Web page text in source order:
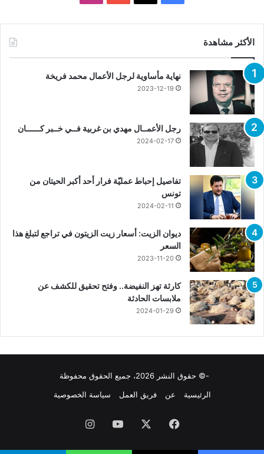
الأكثر مشاهدة
نهاية مأساوية لرجل الأعمال محمد فريخة
2023-12-19
رجل الأعمــال مهدي بن غربية فــي خــبر كــــــان
2024-02-17
تفاصيل إحباط عمليّة فرار أحد أكبر الحيتان من
تونس
2024-02-11
ديوان الزيت: أسعار زيت الزيتون في تراجع لتبلغ هذا
السعر
2023-11-20
كارثة تهز النفيضة.. وفتح تحقيق للكشف عن
ملابسات الحادثة
2024-01-29
-© حقوق النشر 2026، جميع الحقوق محفوظة
الرئيسية
عن فريق العمل سياسة الخصوصية
فيسبوك يوتيوبانستقرام